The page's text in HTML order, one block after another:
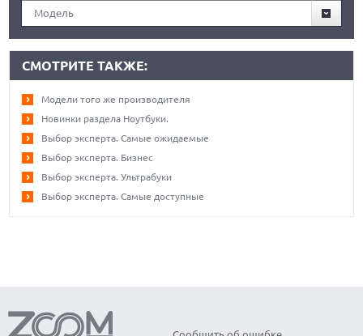
Модель
СМОТРИТЕ ТАКЖЕ:
Модели того же производителя
Новинки раздела Ноутбуки.
Выбор эксперта. Самые ожидаемые
Выбор эксперта. Бизнес
Выбор эксперта. Ультрабуки
Выбор эксперта. Самые доступные